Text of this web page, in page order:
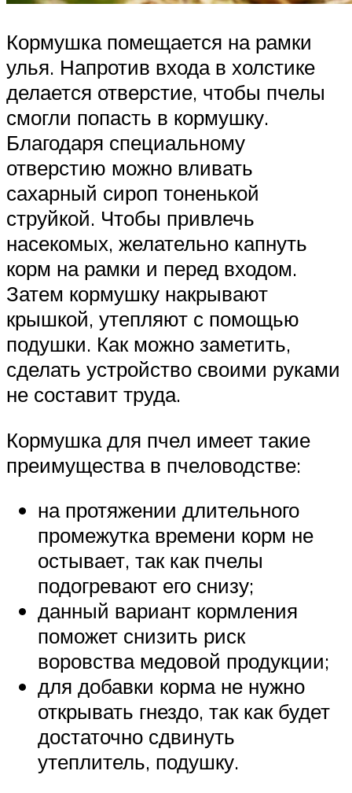
Кормушка помещается на рамки
улья. Напротив входа в холстике
делается отверстие, чтобы пчелы
смогли попасть в кормушку.
Благодаря специальному
отверстию можно вливать
сахарный сироп тоненькой
струйкой. Чтобы привлечь
насекомых, желательно капнуть
корм на рамки и перед входом.
Затем кормушку накрывают
крышкой, утепляют с помощью
подушки. Как можно заметить,
сделать устройство своими руками
не составит труда.
Кормушка для пчел имеет такие
преимущества в пчеловодстве:
на протяжении длительного
промежутка времени корм не
остывает, так как пчелы
подогревают его снизу;
данный вариант кормления
поможет снизить риск
воровства медовой продукции;
для добавки корма не нужно
открывать гнездо, так как будет
достаточно сдвинуть
утеплитель, подушку.